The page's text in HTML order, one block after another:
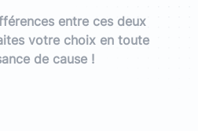
entre ces deux
votre choix en toute
de cause !